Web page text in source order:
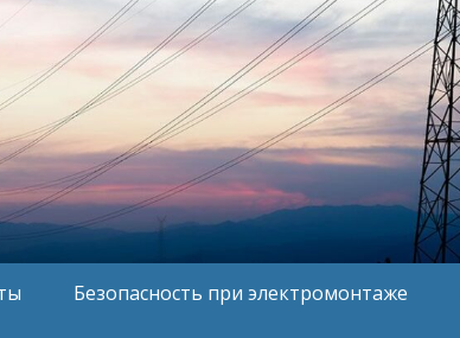
Безопасность при электромонтаже